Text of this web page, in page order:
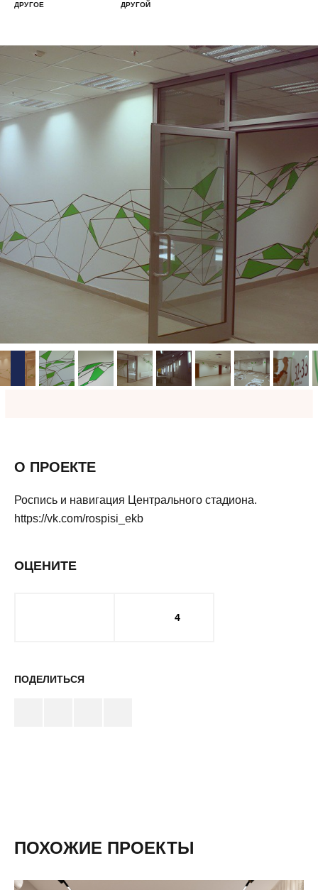
ДРУГОЕ ДРУГОЙ
О ПРОЕКТЕ
Роспись и навигация Центрального стадиона.
https://vk.com/rospisi_ekb
ОЦЕНИТЕ
4
ПОДЕЛИТЬСЯ
ПОХОЖИЕ ПРОЕКТЫ